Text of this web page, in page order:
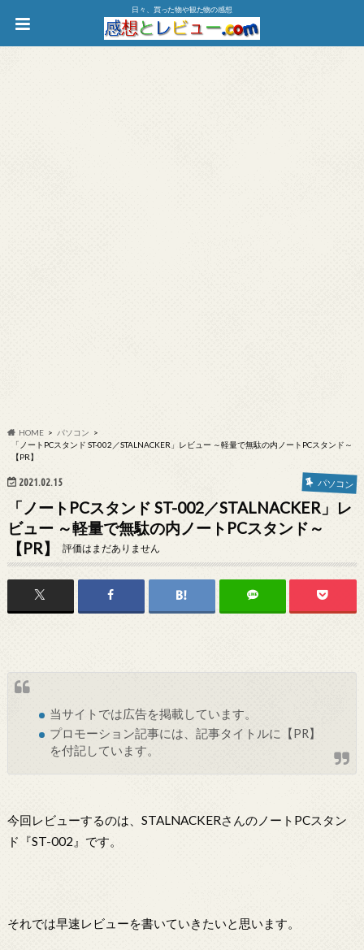
日々、買った物や観た物の感想
HOME
パソコン
「ノートPCスタンド ST-002／STALNACKER」レビュー ～軽量で無駄の内ノートPCスタンド～
【PR】
2021.02.15 パソコン
「ノートPCスタンド ST-002／STALNACKER」レ
ビュー ～軽量で無駄の内ノートPCスタンド～
【PR】
評価はまだありません
当サイトでは広告を掲載しています。
プロモーション記事には、記事タイトルに【PR】
を付記しています。
今回レビューするのは、STALNACKERさんのノートPCスタン
ド『ST-002』です。
それでは早速レビューを書いていきたいと思います。